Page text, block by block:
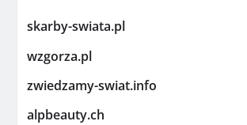
skarby-swiata.pl
wzgorza.pl
zwiedzamy-swiat.info
alpbeauty.ch